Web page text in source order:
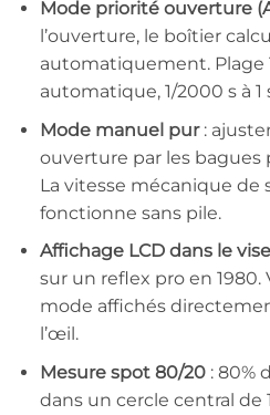
Mode priorité ouverture
l’ouverture, le boîtier
automatiquement. Plage
automatique, 1/2000 s à 1
Mode manuel pur:
ouverture par les bagues
La vitesse mécanique de
fonctionne sans pile.
Affichage LCD dans le
sur un reflex pro en 1980.
mode affichés
l’œil.
Mesure spot 80/20: 80%
dans un cercle central de